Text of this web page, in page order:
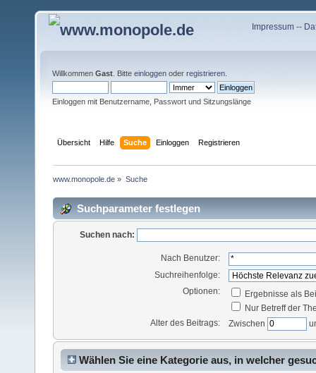
Impressum--
Willkommen Gast . Bitte einloggen oder registrieren
Einloggen mit Benutzername, Passwort und Sitzungslänge
Übersicht Hilfe Suche Einloggen Registrieren
www.monopole.de » Suche
Suchparameter festlegen
Suchen nach:
Nach Benutzer:
Suchreihenfolge:
Optionen:
Ergebnisse als
Nur Betreff der
Alter des Beitrags:
Zwischen
Wählen Sie eine Kategorie aus, in welcher